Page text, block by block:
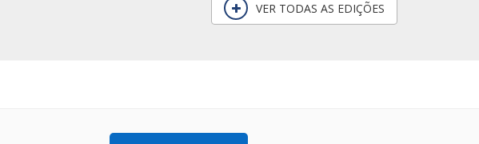
VER TODAS AS EDIÇÕES